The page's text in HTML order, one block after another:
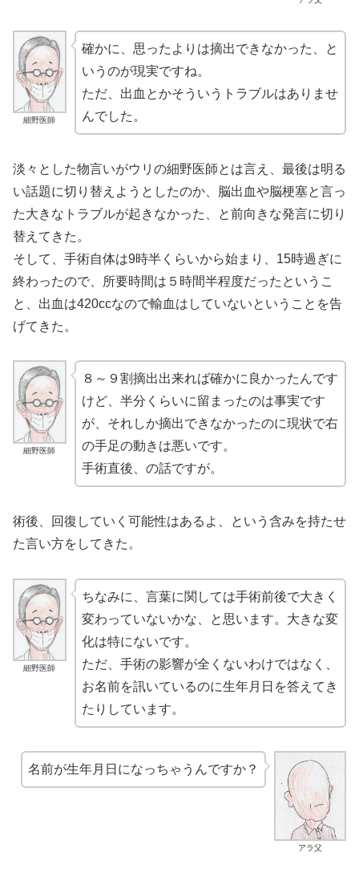
細野医師
確かに、思ったよりは摘出できなかった、と
いうのが現実ですね。
ただ、出血とかそういうトラブルはありませ
んでした。
淡々とした物言いがウリの細野医師とは言え、最後は明る
い話題に切り替えようとしたのか、脳出血や脳梗塞と言っ
た大きなトラブルが起きなかった、と前向きな発言に切り
替えてきた。
そして、手術自体は9時半くらいから始まり、15時過ぎに
終わったので、所要時間は５時間半程度だったというこ
と、出血は420ccなので輸血はしていないということを告
げてきた。
細野医師
８～９割摘出出来れば確かに良かったんです
けど、半分くらいに留まったのは事実です
が、それしか摘出できなかったのに現状で右
の手足の動きは悪いです。
手術直後、の話ですが。
術後、回復していく可能性はあるよ、という含みを持たせ
た言い方をしてきた。
細野医師
ちなみに、言葉に関しては手術前後で大きく
変わっていないかな、と思います。大きな変
化は特にないです。
ただ、手術の影響が全くないわけではなく、
お名前を訊いているのに生年月日を答えてき
たりしています。
アラ父
名前が生年月日になっちゃうんですか？